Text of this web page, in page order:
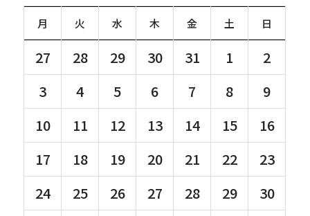
月 火 水 木 金 土 日
27 28 29 30 31 1
2
3
4 5 6 7 8
9
10
11 12 13 14 15
16
17
18 19 20 21 22
23
24
25 26 27 28 29
30